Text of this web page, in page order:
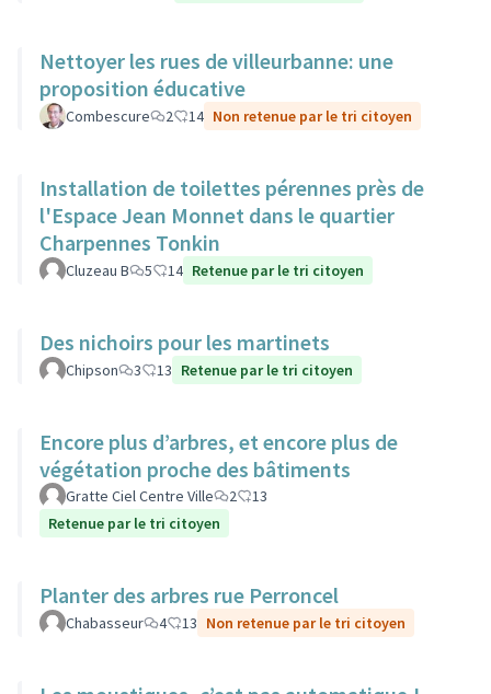
Nettoyer les rues de villeurbanne: une
proposition éducative
Combescure 2 14 Non retenue par le tri citoyen
Installation de toilettes pérennes près de
l'Espace Jean Monnet dans le quartier
Charpennes Tonkin
Cluzeau B 5 14 Retenue par le tri citoyen
Des nichoirs pour les martinets
Chipson 3 13 Retenue par le tri citoyen
Encore plus d’arbres, et encore plus de
végétation proche des bâtiments
Gratte Ciel Centre Ville 2
13
Retenue par le tri citoyen
Planter des arbres rue Perroncel
Chabasseur 4 13 Non retenue par le tri citoyen